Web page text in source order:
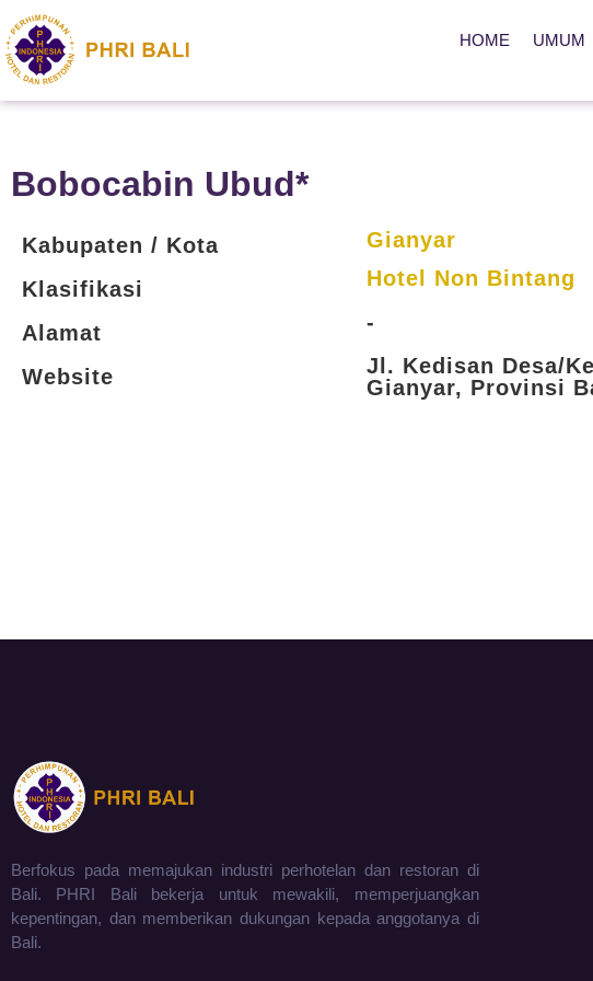
HOME UMUM
Bobocabin Ubud*
Kabupaten / Kota
Klasifikasi
Alamat
Website
Gianyar
Hotel Non Bintang
-
Jl. Kedisan Desa/
Gianyar, Provinsi
Berfokus pada memajukan industri perhotelan dan restoran di
Bali. PHRI Bali bekerja untuk mewakili, memperjuangkan
kepentingan, dan memberikan dukungan kepada anggotanya di
Bali.